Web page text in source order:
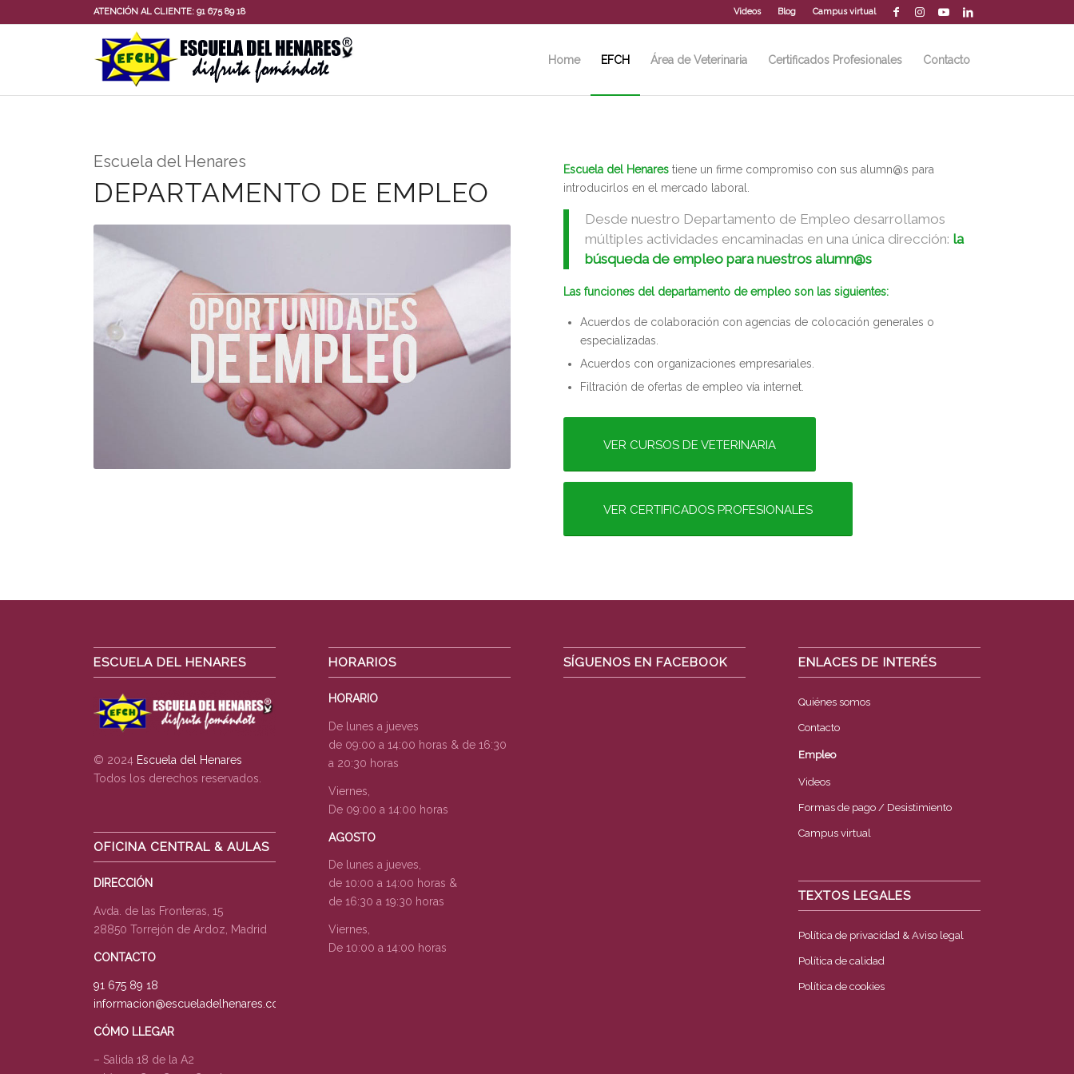
Videos Blog Campus virtual
ATENCIÓN AL CLIENTE:91 675 89 18
Home EFCH Área de Veterinaria Certificados Profesionales Contacto
Escuela del Henares
DEPARTAMENTO DE EMPLEO
Escuela del Henares tiene un firme compromiso con sus alumn@s para
introducirlos en el mercado laboral.
Desde nuestro Departamento de Empleo desarrollamos
múltiples actividades encaminadas en una única dirección: la
búsqueda de empleo para nuestros alumn@s
Las funciones del departamento de empleo son las siguientes:
Acuerdos de colaboración con agencias de colocación generales o
especializadas.
Acuerdos con organizaciones empresariales.
Filtración de ofertas de empleo vía internet.
VER CURSOS DE VETERINARIA
VER CERTIFICADOS PROFESIONALES
ESCUELA DEL HENARES
© 2024 Escuela del Henares
Todos los derechos reservados.
OFICINA CENTRAL & AULAS
DIRECCIÓN
Avda. de las Fronteras, 15
28850 Torrejón de Ardoz, Madrid
CONTACTO
91 675 89 18
informacion@escueladelhenares.com
CÓMO LLEGAR
– Salida 18 de la A2
HORARIOS
HORARIO
De lunes a jueves
de 09:00 a 14:00 horas & de 16:30
a 20:30 horas
Viernes,
De 09:00 a 14:00 horas
AGOSTO
De lunes a jueves,
de 10:00 a 14:00 horas &
de 16:30 a 19:30 horas
Viernes,
De 10:00 a 14:00 horas
SÍGUENOS EN FACEBOOK ENLACES DE INTERÉS
Quiénes somos
Contacto
Empleo
Videos
Formas de pago / Desistimiento
Campus virtual
TEXTOS LEGALES
Política de privacidad & Aviso legal
Política de calidad
Política de cookies